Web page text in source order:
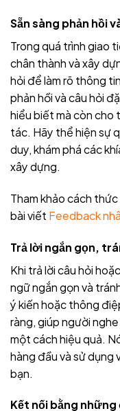
Sẵn sàng phản hồi
Trong quá trình giao
chân thành và xây
hỏi để làm rõ thông
phản hồi và câu hỏi
hiểu biết mà còn cho
tác. Hãy thể hiện sự
duy, khám phá các
xây dựng.
Tham khảo cách
bài viết Feedback
Trả lời ngắn gọn,
Khi trả lời câu hỏi
ngữ ngắn gọn và
ý kiến hoặc thông
ràng, giúp người
một cách hiệu quả.
hàng đầu và sử dụng
bạn.
Kết nối bằng